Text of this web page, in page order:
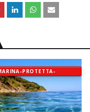
PROTETTA-